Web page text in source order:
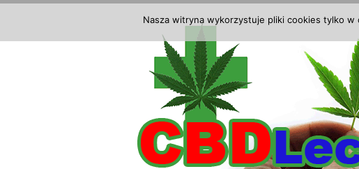
Nasza witryna wykorzystuje pliki cookies tylko